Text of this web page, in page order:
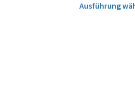
Ausführung